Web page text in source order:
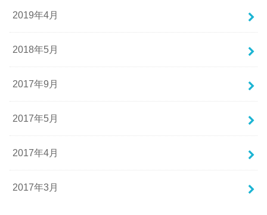
2019年4月
2018年5月
2017年9月
2017年5月
2017年4月
2017年3月